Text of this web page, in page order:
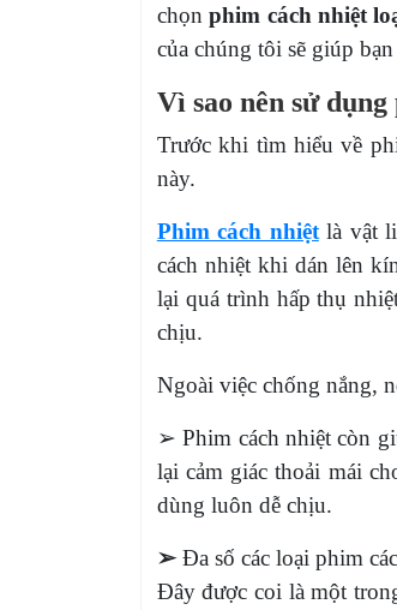
chọnphim cách nhiệt
của chúng tôi sẽ giúp
Vì sao nên sử
Trước khi tìm hiểu về
này.
Phim cách nhiệtlà vật
cách nhiệt khi dán lên
lại quá trình hấp thụ
chịu.
Ngoài việc chống nắng,
➢ Phim cách nhiệt còn
lại cảm giác thoải mái
dùng luôn dễ chịu.
➢Đa số các loại phim
Đây được coi là một